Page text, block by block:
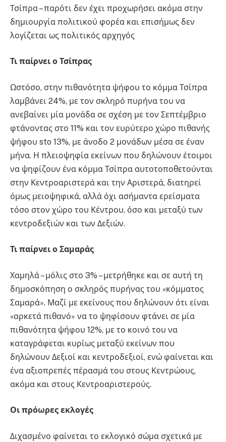
Τσίπρα – παρότι δεν έχει προχωρήσει ακόμα στην
δημιουργία πολιτικού φορέα και επισήμως δεν
λογίζεται ως πολιτικός αρχηγός
Τι παίρνει ο Τσίπρας
Ωστόσο, στην πιθανότητα ψήφου το κόμμα Τσίπρα
λαμβάνει 24%, με τον σκληρό πυρήνα του να
ανεβαίνει μία μονάδα σε σχέση με τον Σεπτέμβριο
φτάνοντας στο 11% και τον ευρύτερο χώρο πιθανής
ψήφου sto 13%, με άνοδο 2 μονάδων μέσα σε έναν
μήνα. Η πλειοψηφία εκείνων που δηλώνουν έτοιμοι
να ψηφίζουν ένα κόμμα Τσίπρα αυτοτοποθετούνται
στην Κεντροαριστερά και την Αριστερά, διατηρεί
όμως μειοψηφικά, αλλά όχι ασήμαντα ερείσματα
τόσο στον χώρο του Κέντρου, όσο και μεταξύ των
κεντροδεξιών και των Δεξιών.
Τι παίρνει ο Σαμαράς
Χαμηλά – μόλις στο 3% – μετρήθηκε και σε αυτή τη
δημοσκόπηση ο σκληρός πυρήνας του «κόμματος
Σαμαρά». Μαζί με εκείνους που δηλώνουν ότι είναι
«αρκετά πιθανό» να το ψηφίσουν φτάνει σε μία
πιθανότητα ψήφου 12%, με το κοινό του να
καταγράφεται κυρίως μεταξύ εκείνων που
δηλώνουν Δεξιοί και κεντροδεξιοί, ενώ φαίνεται και
ένα αξιοπρεπές πέρασμά του στους Κεντρώους,
ακόμα και στους Κεντροαριστερούς.
Οι πρόωρες εκλογές
Διχασμένο φαίνεται το εκλογικό σώμα σχετικά με